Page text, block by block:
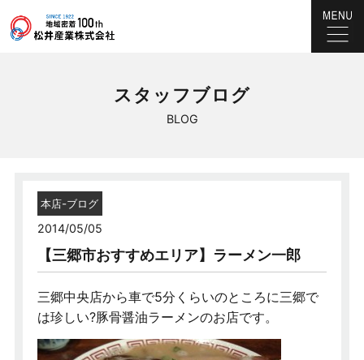
BLOG
スタッフブログ
本店-ブログ
2014/05/05
【三郷市おすすめエリア】ラーメン一郎
三郷中央店から車で5分くらいのところに三郷で
は珍しい?豚骨醤油ラーメンのお店です。